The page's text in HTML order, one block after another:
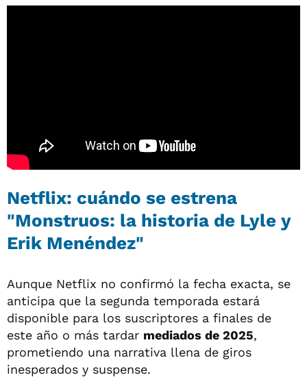
Netflix: cuándo se estrena
"Monstruos: la historia de Lyle y
Erik Menéndez"
Aunque Netflix no confirmó la fecha exacta, se
anticipa que la segunda temporada estará
disponible para los suscriptores a finales de
este año o más tardar mediados de 2025,
prometiendo una narrativa llena de giros
inesperados y suspense.